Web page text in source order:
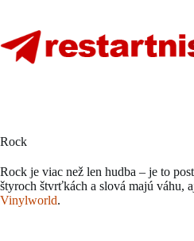
content
Rock
Rock je viac než len hudba – je to
štyroch štvrťkách a slová majú váhu,
Vinylworld.